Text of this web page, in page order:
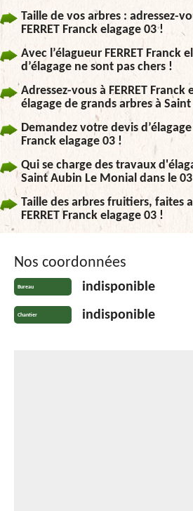
Taille de vos arbres : adressez-
FERRET Franck elagage 03 !
Avec l’élagueur FERRET Franck
d’élagage ne sont pas chers !
Adressez-vous à FERRET
élagage de grands arbres à
Demandez votre devis d’élagage
Franck elagage 03 !
Qui se charge des travaux
Saint Aubin Le Monial dans le
Taille des arbres fruitiers, faites
FERRET Franck elagage 03 !
Nos coordonnées
Bureau indisponible
Chantier indisponible